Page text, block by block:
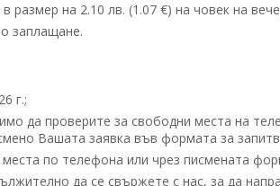
размер на 2.10 лв. (1.07 €) на човек на
заплащане.
г.;
да проверите за свободни места на
Вашата заявка във формата за
по телефона или чрез писмената
да се свържете с нас, за да